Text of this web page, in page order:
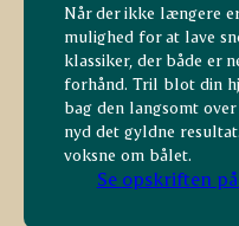
Når der ikke længere
mulighed for at lave
klassiker, der både er
forhånd. Tril blot din
bag den langsomt
nyd det gyldne
voksne om bålet.
Se opskriften